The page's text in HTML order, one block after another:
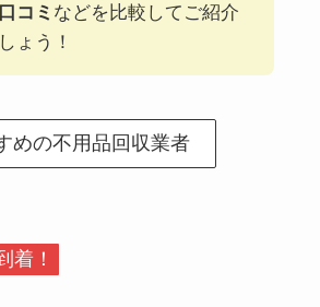
口コミ などを比較してご紹介
ょう！
めの不用品回収業者
着！